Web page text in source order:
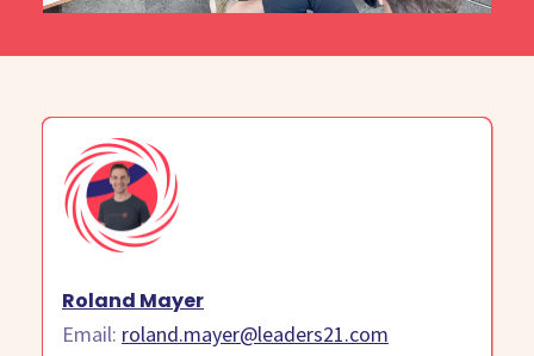
Roland Mayer
Email: roland.mayer@leaders21.com